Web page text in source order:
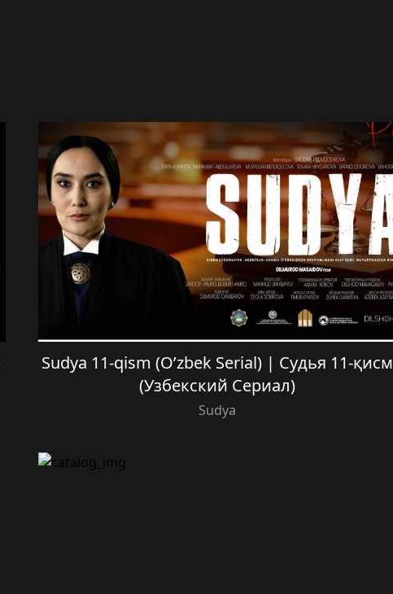
Sudya 11-qism (O’zbek Serial) | Судья 11-қисм
(Узбекский Сериал)
Sudya